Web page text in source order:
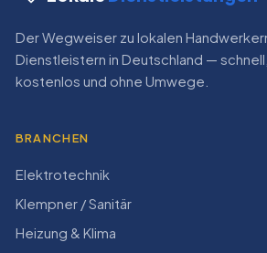
Der Wegweiser zu lokalen
Dienstleistern in Deutschland — schnell,
kostenlos und ohne Umwege.
BRANCHEN
Elektrotechnik
Klempner / Sanitär
Heizung & Klima